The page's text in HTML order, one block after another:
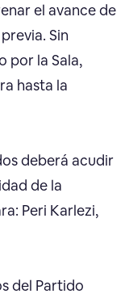
el avance de
Sin
por la Sala,
hasta la
deberá acudir
de la
Peri Karlezi,
del Partido